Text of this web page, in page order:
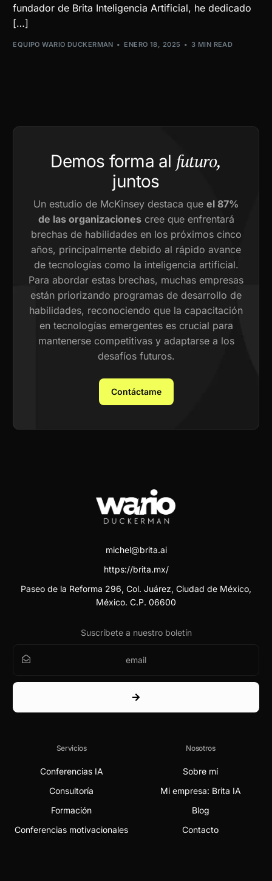
fundador de Brita Inteligencia Artificial, he dedicado
[…]
EQUIPO WARIO DUCKERMAN ENERO 18, 2025 3 MIN READ
Demos forma al futuro,
juntos
Un estudio de McKinsey destaca que el 87%
de las organizacionescree que enfrentará
brechas de habilidades en los próximos cinco
años, principalmente debido al rápido avance
de tecnologías como la inteligencia artificial.
Para abordar estas brechas, muchas empresas
están priorizando programas de desarrollo de
habilidades, reconociendo que la capacitación
en tecnologías emergentes es crucial para
mantenerse competitivas y adaptarse a los
desafíos futuros.
Contáctame
michel@brita.ai
https://brita.mx/
Paseo de la Reforma 296, Col. Juárez, Ciudad de México,
México. C.P. 06600
Suscríbete a nuestro boletín
Servicios
Conferencias IA
Consultoría
Formación
Conferencias motivacionales
Nosotros
Sobre mí
Mi empresa: Brita IA
Blog
Contacto